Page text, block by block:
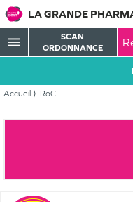
LA GRANDE
menu
SCAN
ORDONNANCE
Accueil RoC